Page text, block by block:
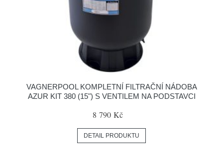
VAGNERPOOL KOMPLETNÍ FILTRAČNÍ NÁDOBA
AZUR KIT 380 (15") S VENTILEM NA PODSTAVCI
8 790 Kč
DETAIL PRODUKTU